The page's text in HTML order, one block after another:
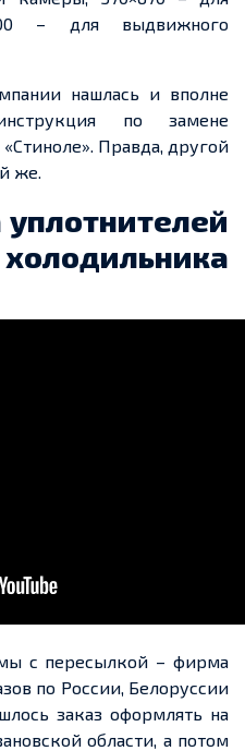
– для выдвижного
нашлась и вполне
по замене
Правда, другой
же.
с пересылкой – фирма
по России, Белоруссии
заказ оформлять на
области, а потом